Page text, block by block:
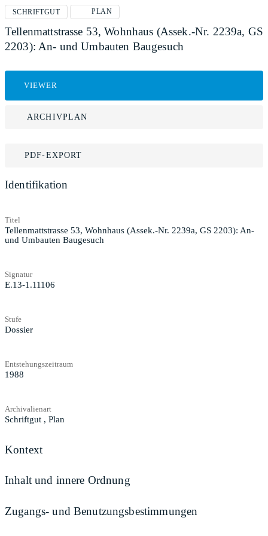
SCHRIFTGUT PLAN
Tellenmattstrasse 53, Wohnhaus (Assek.-Nr. 2239a, GS
2203): An- und Umbauten Baugesuch
VIEWER
ARCHIVPLAN
PDF-EXPORT
Identifikation
Titel
Tellenmattstrasse 53, Wohnhaus (Assek.-Nr. 2239a, GS 2203): An-
und Umbauten Baugesuch
Signatur
E.13-1.11106
Stufe
Dossier
Entstehungszeitraum
1988
Archivalienart
Schriftgut , Plan
Kontext
Inhalt und innere Ordnung
Zugangs- und Benutzungsbestimmungen